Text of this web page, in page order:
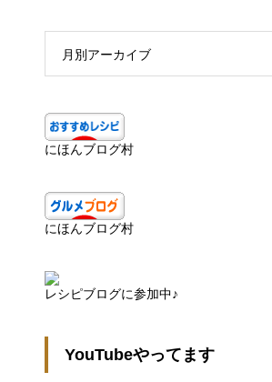
月別アーカイブ
にほんブログ村
にほんブログ村
レシピブログに参加中♪
YouTubeやってます